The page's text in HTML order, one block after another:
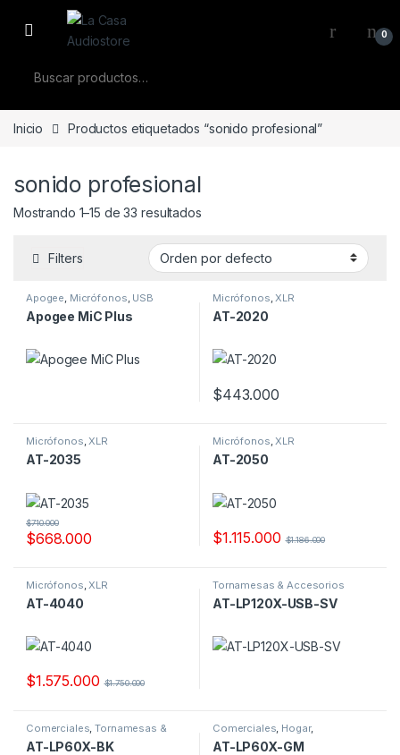
Skip to navigation
Skip to content
0
Inicio Productos etiquetados “sonido profesional”
sonido profesional
Mostrando 1–15 de 33 resultados
Filters
Apogee, Micrófonos, USB
Apogee MiC Plus
Micrófonos,XLR
AT-2020
$443.000
Micrófonos,XLR
AT-2035
$668.000
$710.000
Micrófonos,XLR
AT-2050
$1.115.000 $1.186.000
Micrófonos ,XLR
AT-4040
$1.575.000 $1.750.000
Tornamesas & Accesorios
AT-LP120X-USB-SV
Comerciales,Tornamesas &
AT-LP60X-BK
Comerciales, Hogar,
AT-LP60X-GM